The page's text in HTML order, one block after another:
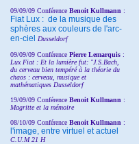
09/09/09 Conférence Benoit Kullmann :
Fiat Lux : de la musique des
sphères aux couleurs de l'arc-
en-ciel
Dusseldorf
09/09/09 Conférence Pierre Lemarquis :
Lux Fiat : Et la lumière fut: "J.S.Bach,
du cerveau bien tempéré à la théorie du
chaos : cerveau, musique et
mathématiques Dusseldorf
19/09/09 Conférence Benoit Kullmann :
Magritte et la mémoire
08/10/09 Conférence Benoit Kullmann :
l'image, entre virtuel et actuel
C.U.M 21 H